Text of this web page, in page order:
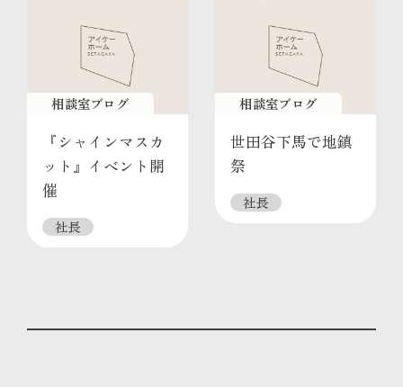
相談室ブログ
『シャインマスカ
ット』イベント開
催
社長
相談室ブログ
世田谷下馬で地鎮
祭
社長